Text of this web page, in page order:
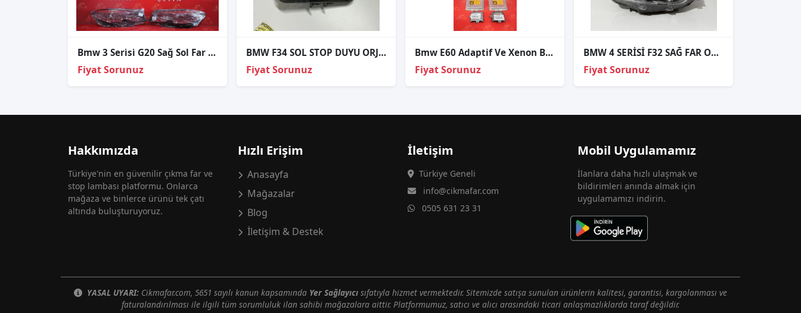
Bmw 3 Seri̇si̇ G20 Sağ Sol Far Cami
Fiyat Sorunuz
BMW F34 SOL STOP DUYU ORJİNAL
Fiyat Sorunuz
Bmw E60 Adaptif Ve Xenon Beyin Takimi
Fiyat Sorunuz
BMW 4 SERİSİ F32 SAĞ FAR ORJİNAL (CAM DEĞİŞMİŞ)
Fiyat Sorunuz
Hakkımızda
Türkiye'nin en güvenilir çıkma far ve
stop lambası platformu. Onlarca
mağaza ve binlerce ürünü tek çatı
altında buluşturuyoruz.
Hızlı Erişim
Anasayfa
Mağazalar
Blog
İletişim & Destek
İletişim
Türkiye Geneli
info@cikmafar.com
0505 631 23 31
Mobil Uygulamamız
İlanlara daha hızlı ulaşmak ve
bildirimleri anında almak için
uygulamamızı indirin.
YASAL UYARI: Cikmafar.com, 5651 sayılı kanun kapsamında Yer Sağlayıcı sıfatıyla hizmet vermektedir. Sitemizde satışa sunulan ürünlerin kalitesi, garantisi, kargolanması ve
faturalandırılması ile ilgili tüm sorumluluk ilan sahibi mağazalara aittir. Platformumuz, satıcı ve alıcı arasındaki ticari anlaşmazlıklarda taraf değildir.